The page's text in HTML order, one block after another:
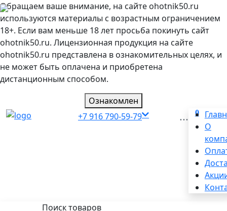
Обращаем ваше внимание, на сайте ohotnik50.ru
используются материалы с возрастным ограничением
18+. Если вам меньше 18 лет просьба покинуть сайт
ohotnik50.ru. Лицензионная продукция на сайте
ohotnik50.ru представлена в ознакомительных целях, и
не может быть оплачена и приобретена
дистанционным способом.
Ознакомлен
+7 916 790-59-79
0
...
О
Поиск товаров